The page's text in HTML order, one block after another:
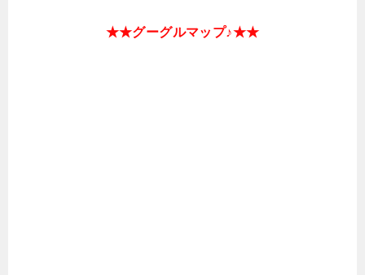
★★グーグルマップ♪★★